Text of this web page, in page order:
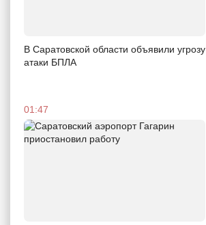
В Саратовской области объявили угрозу
атаки БПЛА
01:47